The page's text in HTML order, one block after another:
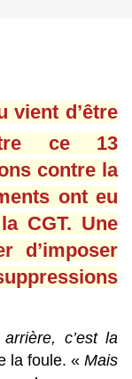
vient d’être
ce 13
contre la
ont eu
CGT. Une
d’imposer
c’est la
la foule. « Mais